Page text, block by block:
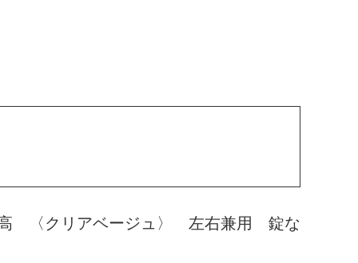
〈クリアベージュ〉 左右兼用 錠な